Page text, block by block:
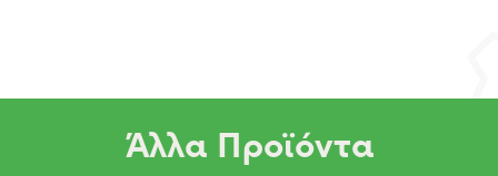
Άλλα Προϊόντα